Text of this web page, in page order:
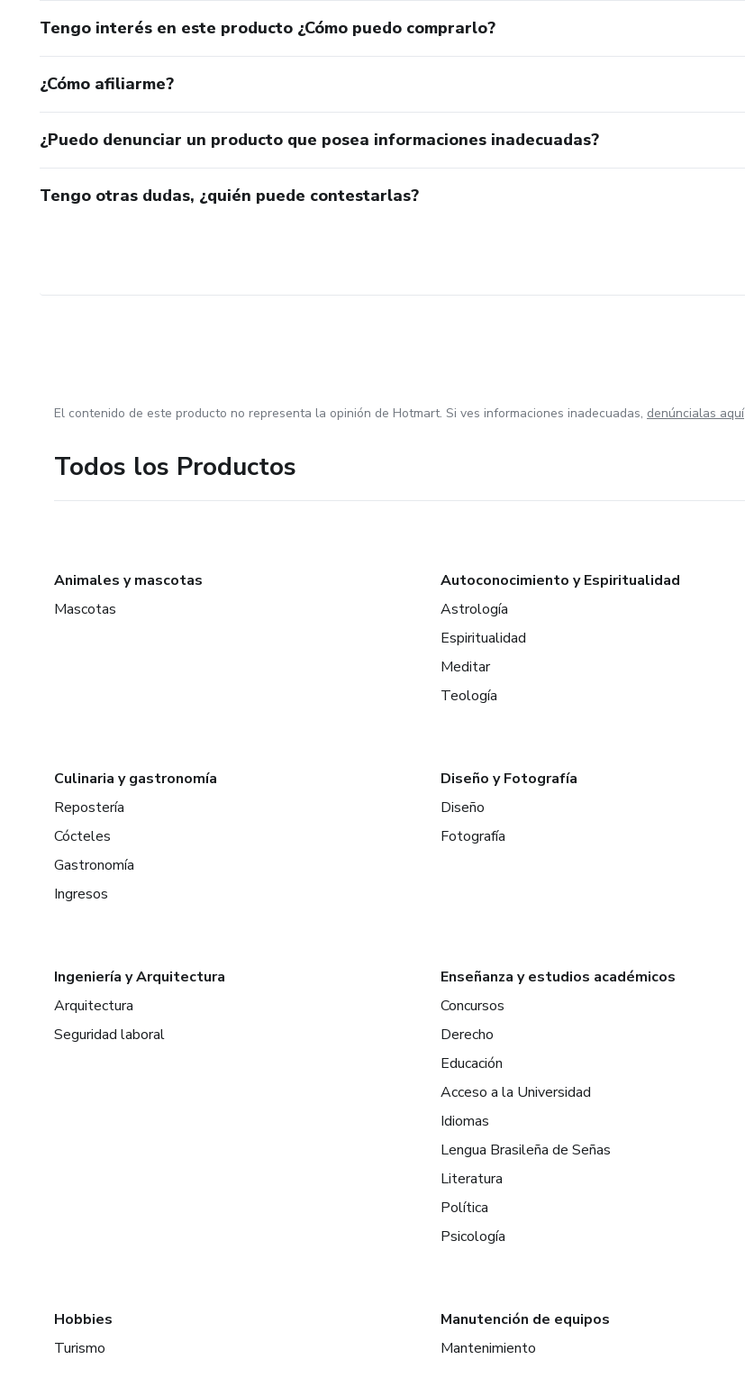
Tengo interés en este producto ¿Cómo puedo comprarlo?
¿Cómo afiliarme?
¿Puedo denunciar un producto que posea informaciones inadecuadas?
Tengo otras dudas, ¿quién puede contestarlas?
El contenido de este producto no representa la opinión de Hotmart. Si ves informaciones inadecuadas, denúncialas aquí
Todos los Productos
Animales y mascotas
Mascotas
Autoconocimiento y Espiritualidad
Astrología
Espiritualidad
Meditar
Teología
Culinaria y gastronomía
Repostería
Cócteles
Gastronomía
Ingresos
Diseño y Fotografía
Diseño
Fotografía
Ingeniería y Arquitectura
Arquitectura
Seguridad laboral
Enseñanza y estudios académicos
Concursos
Derecho
Educación
Acceso a la Universidad
Idiomas
Lengua Brasileña de Señas
Literatura
Política
Psicología
Hobbies
Turismo
Manutención de equipos
Mantenimiento